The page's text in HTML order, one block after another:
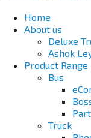
Home
About us
Deluxe
Ashok
Product Range
Bus
Truck